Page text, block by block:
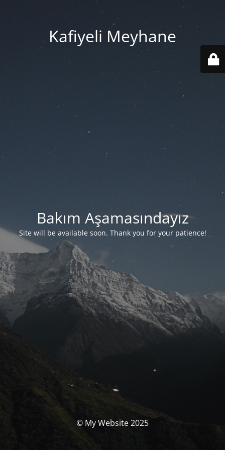
Kafiyeli Meyhane
Bakım Aşamasındayız
Site will be available soon. Thank you for your patience!
© My Website 2025